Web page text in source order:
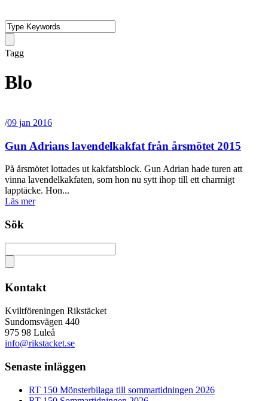
Tagg
Blo
/09 jan 2016
Gun Adrians lavendelkakfat från årsmötet 2015
På årsmötet lottades ut kakfatsblock. Gun Adrian hade turen att
vinna lavendelkakfaten, som hon nu sytt ihop till ett charmigt
lapptäcke. Hon...
Läs mer
Sök
Kontakt
Kviltföreningen Rikstäcket
Sundomsvägen 440
975 98 Luleå
info@rikstacket.se
Senaste inläggen
RT 150 Mönsterbilaga till sommartidningen 2026